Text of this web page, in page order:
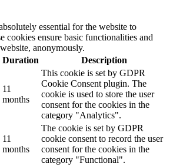
essential for the website to
cookies ensure basic functionalities and
anonymously.
Duration Description
11
months
This cookie is set by GDPR
Cookie Consent plugin. The
cookie is used to store the user
consent for the cookies in the
category "Analytics".
11
months
The cookie is set by GDPR
cookie consent to record the user
consent for the cookies in the
category "Functional".